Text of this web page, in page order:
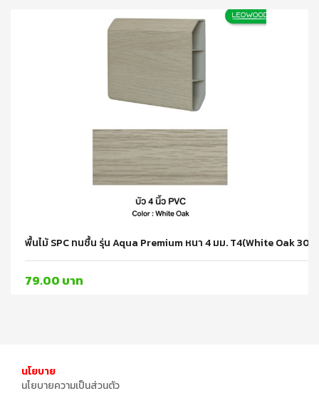
พื้นไม้ SPC ทนชื้น รุ่น Aqua Premium หนา 4 มม. T4(White Oak
79.00 บาท
นโยบาย
นโยบายความเป็นส่วนตัว